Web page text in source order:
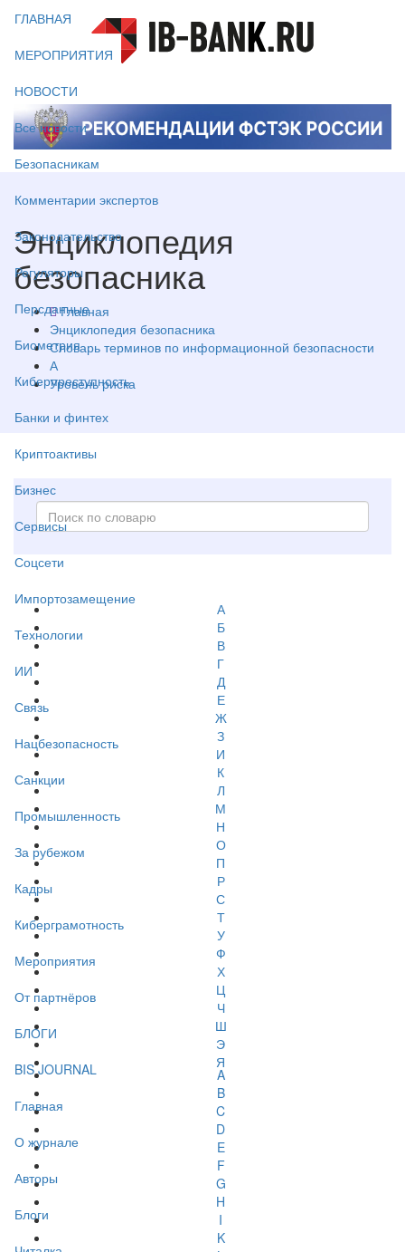
ГЛАВНАЯ
МЕРОПРИЯТИЯ
НОВОСТИ
Все новости
Безопасникам
Комментарии экспертов
Законодательство
Регуляторы
Персданные
Биометрия
Киберпреступность
Банки и финтех
Криптоактивы
Бизнес
Сервисы
Соцсети
Импортозамещение
Технологии
ИИ
Связь
Нацбезопасность
Санкции
Промышленность
За рубежом
Кадры
Киберграмотность
Мероприятия
От партнёров
БЛОГИ
BIS JOURNAL
Главная
О журнале
Авторы
Блоги
Энциклопедия
безопасника
Главная
Энциклопедия безопасника
Словарь терминов по информационной безопасности
А
Уровень риска
А
Б
В
Г
Д
Е
Ж
З
И
К
Л
М
Н
О
П
Р
С
Т
У
Ф
Х
Ц
Ч
Ш
Э
Я
A
B
C
D
E
F
G
H
I
K